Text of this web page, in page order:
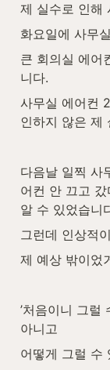
제 실수로 인해
화요일에 사무
큰 회의실 에어
니다.
사무실 에어컨
인하지 않은 제
다음날 일찍 사
어컨 안 끄고
알 수 있었습니
그런데 인상적
제 예상 밖이었
’처음이니 그럴
아니고
어떻게 그럴 수